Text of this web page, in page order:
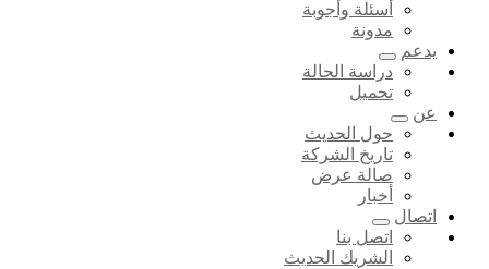
أسئلة وأجوبة
مدونة
يدعم
دراسة الحالة
تحميل
عن
حول الحديث
تاريخ الشركة
صالة عرض
أخبار
اتصال
اتصل بنا
الشريك الحديث